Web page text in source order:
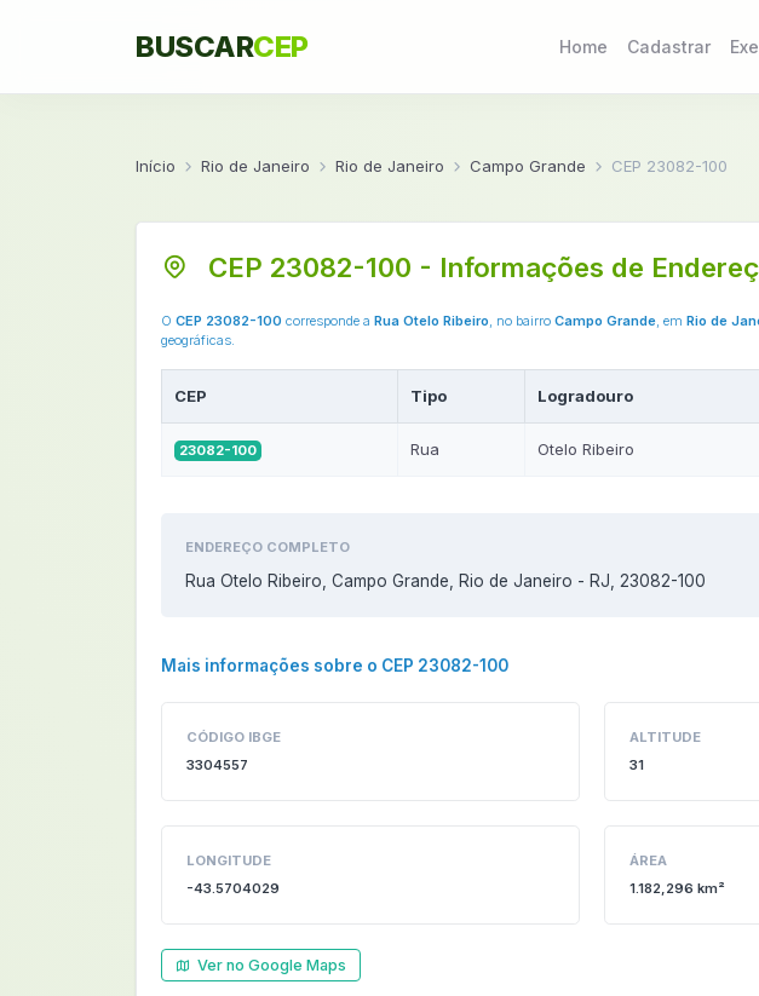
BUSCARCEP Home Cadastrar
Início Rio de Janeiro Rio de Janeiro Campo Grande CEP 23082-100
CEP 23082-100 - Informações de
O CEP 23082-100 corresponde a Rua Otelo Ribeiro, no bairro Campo Grande, em Rio de
geográficas.
CEP Tipo Logradouro
23082-100 Rua Otelo Ribeiro
ENDEREÇO COMPLETO
Rua Otelo Ribeiro, Campo Grande, Rio de Janeiro - RJ, 23082-100
Mais informações sobre o CEP 23082-100
CÓDIGO IBGE
3304557
ALTITUDE
31
LONGITUDE
-43.5704029
ÁREA
1.182,296 km²
Ver no Google Maps